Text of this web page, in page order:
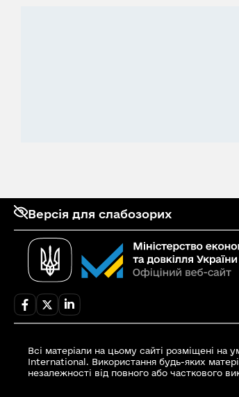
Версія для слабозорих
Всі матеріали на цьому сайті розміщені
International. Використання будь-яких
незалежності від повного або часткового